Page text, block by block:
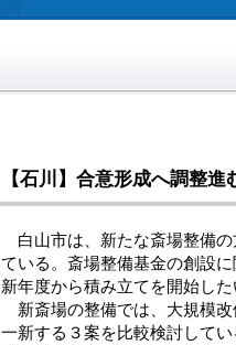
【石川】合意形成へ調整
白山市は、新たな斎場整備の
ている。斎場整備基金の創設
新年度から積み立てを開始し
新斎場の整備では、大規模改
一新する３案を比較検討して